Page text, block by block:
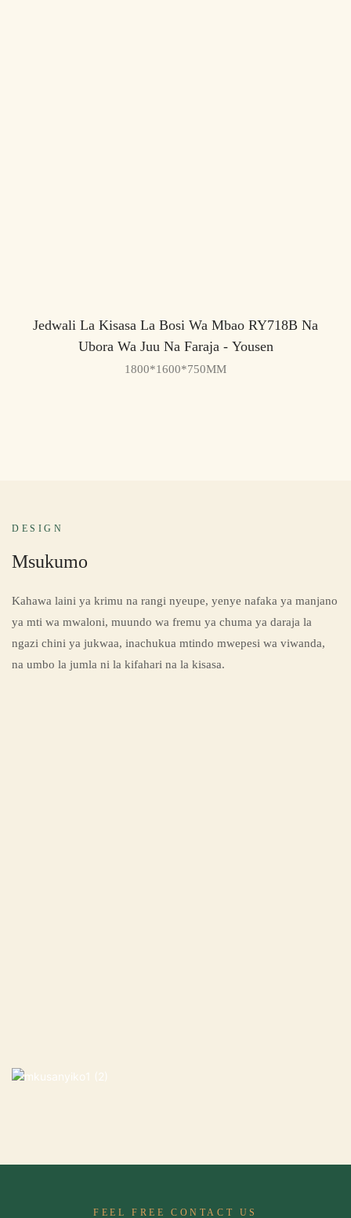
Jedwali La Kisasa La Bosi Wa Mbao RY718B Na
Ubora Wa Juu Na Faraja - Yousen
1800*1600*750MM
DESIGN
Msukumo
Kahawa laini ya krimu na rangi nyeupe, yenye nafaka ya manjano
ya mti wa mwaloni, muundo wa fremu ya chuma ya daraja la
ngazi chini ya jukwaa, inachukua mtindo mwepesi wa viwanda,
na umbo la jumla ni la kifahari na la kisasa.
FEEL FREE CONTACT US